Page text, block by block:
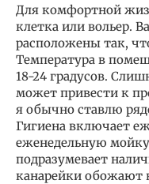
Для комфортной
клетка или вольер.
расположены так,
Температура в
18-24 градусов.
может привести к
я обычно ставлю
Гигиена включает
еженедельную
подразумевает
канарейки обожают